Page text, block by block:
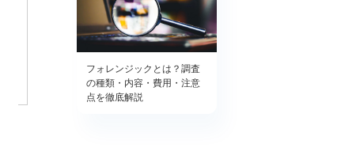
フォレンジックとは？調査
の種類・内容・費用・注意
点を徹底解説